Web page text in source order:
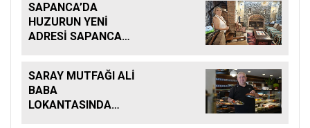
SAPANCA’DA
HUZURUN YENİ
ADRESİ SAPANCA
SARAY MUTFAĞI ALİ
BABA
LOKANTASINDA